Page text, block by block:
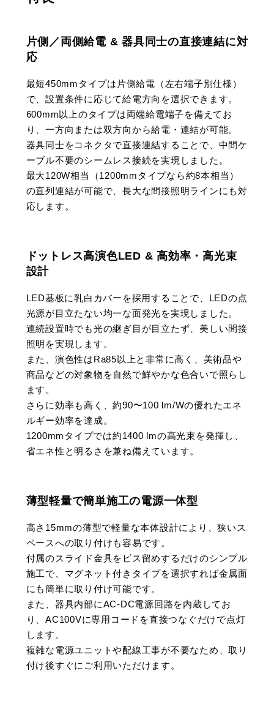
片側／両側給電 & 器具同士の直接連結に対
応
最短450mmタイプは片側給電（左右端子別仕様）
で、設置条件に応じて給電方向を選択できます。
600mm以上のタイプは両端給電端子を備えてお
り、一方向または双方向から給電・連結が可能。
器具同士をコネクタで直接連結することで、中間ケ
ーブル不要のシームレス接続を実現しました。
最大120W相当（1200mmタイプなら約8本相当）
の直列連結が可能で、長大な間接照明ラインにも対
応します。
ドットレス高演色LED & 高効率・高光束
設計
LED基板に乳白カバーを採用することで、LEDの点
光源が目立たない均一な面発光を実現しました。
連続設置時でも光の継ぎ目が目立たず、美しい間接
照明を実現します。
また、演色性はRa85以上と非常に高く、美術品や
商品などの対象物を自然で鮮やかな色合いで照らし
ます。
さらに効率も高く、約90〜100 lm/Wの優れたエネ
ルギー効率を達成。
1200mmタイプでは約1400 lmの高光束を発揮し、
省エネ性と明るさを兼ね備えています。
薄型軽量で簡単施工の電源一体型
高さ15mmの薄型で軽量な本体設計により、狭いス
ペースへの取り付けも容易です。
付属のスライド金具をビス留めするだけのシンプル
施工で、マグネット付きタイプを選択すれば金属面
にも簡単に取り付け可能です。
また、器具内部にAC-DC電源回路を内蔵してお
り、AC100Vに専用コードを直接つなぐだけで点灯
します。
複雑な電源ユニットや配線工事が不要なため、取り
付け後すぐにご利用いただけます。